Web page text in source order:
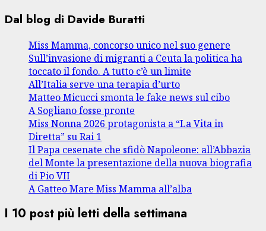
Dal blog di Davide Buratti
Miss Mamma, concorso unico nel suo genere
Sull’invasione di migranti a Ceuta la politica ha
toccato il fondo. A tutto c’è un limite
All’Italia serve una terapia d’urto
Matteo Micucci smonta le fake news sul cibo
A Sogliano fosse pronte
Miss Nonna 2026 protagonista a “La Vita in
Diretta” su Rai 1
Il Papa cesenate che sfidò Napoleone: all’Abbazia
del Monte la presentazione della nuova biografia
di Pio VII
A Gatteo Mare Miss Mamma all’alba
I 10 post più letti della settimana